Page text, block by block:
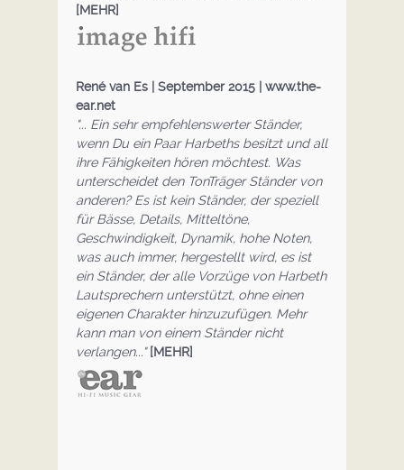
[MEHR]
René van Es | September 2015 | www.the-
ear.net
"... Ein sehr empfehlenswerter Ständer,
wenn Du ein Paar Harbeths besitzt und all
ihre Fähigkeiten hören möchtest. Was
unterscheidet den TonTräger Ständer von
anderen? Es ist kein Ständer, der speziell
für Bässe, Details, Mitteltöne,
Geschwindigkeit, Dynamik, hohe Noten,
was auch immer, hergestellt wird, es ist
ein Ständer, der alle Vorzüge von Harbeth
Lautsprechern unterstützt, ohne einen
eigenen Charakter hinzuzufügen. Mehr
kann man von einem Ständer nicht
verlangen..." [MEHR]